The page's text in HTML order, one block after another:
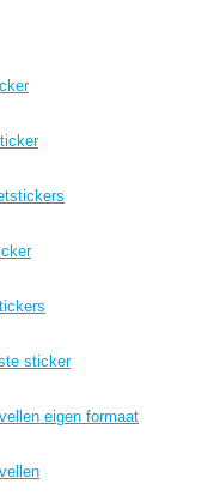
sticker
eigen formaat